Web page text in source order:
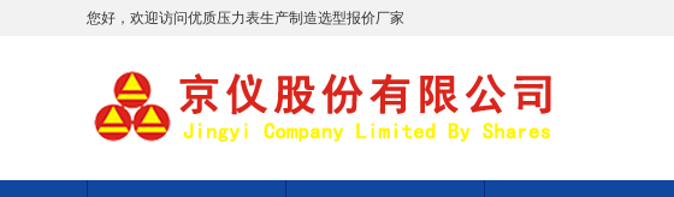
您好，欢迎访问优质压力表生产制造选型报价厂家